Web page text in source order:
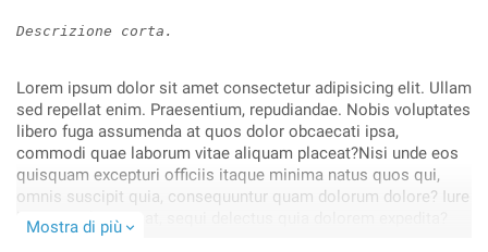
Descrizione corta.
Lorem ipsum dolor sit amet consectetur adipisicing elit. Ullam
sed repellat enim. Praesentium, repudiandae. Nobis voluptates
libero fuga assumenda at quos dolor obcaecati ipsa,
commodi quae laborum vitae aliquam placeat?Nisi unde eos
quisquam excepturi officiis itaque minima natus quos qui,
omnis suscipit quia, consequuntur quam dolorum dolore? Iure
harum architecto at, sequi delectus quia dolorem expedita?
Obcaecati, cupiditate blanditiis!.
Mostra di più expand_more